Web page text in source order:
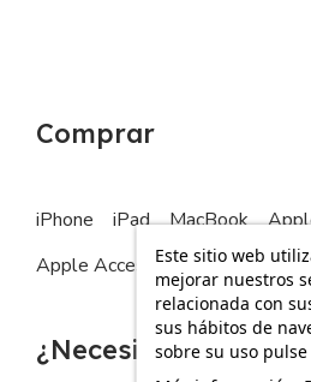
Este sitio web
mejorar nuestros
relacionada con
sus hábitos de
sobre su uso
Comprar
iPhone iPad MacBook
Apple Accesorios
¿Necesitas ayuda?